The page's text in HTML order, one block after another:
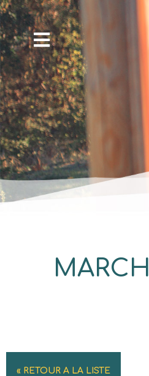
« RETOUR A LA LISTE